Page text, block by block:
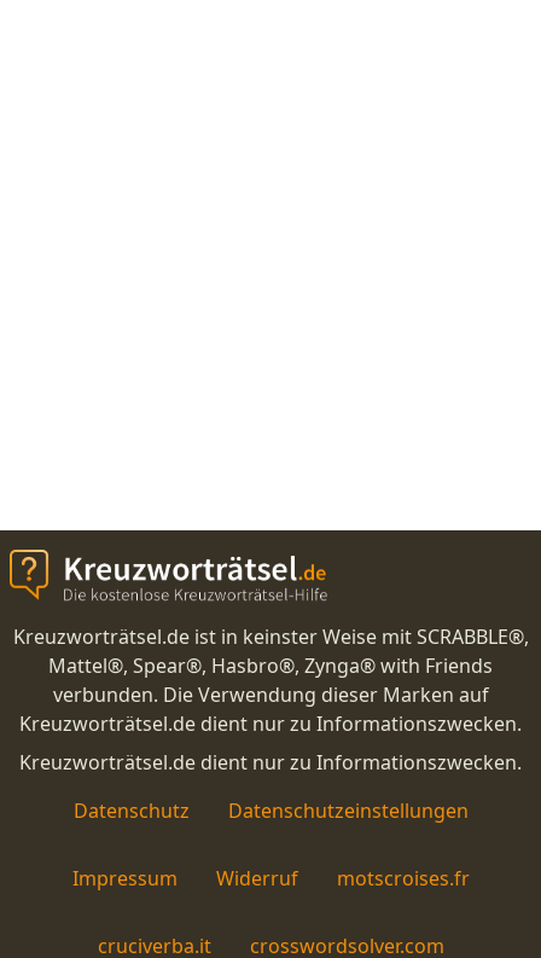
Kreuzworträtsel.de ist in keinster Weise mit SCRABBLE®,
Mattel®, Spear®, Hasbro®, Zynga® with Friends
verbunden. Die Verwendung dieser Marken auf
Kreuzworträtsel.de dient nur zu Informationszwecken.
Kreuzworträtsel.de dient nur zu Informationszwecken.
Datenschutz
Datenschutzeinstellungen
Impressum Widerruf motscroises.fr
cruciverba.it crosswordsolver.com